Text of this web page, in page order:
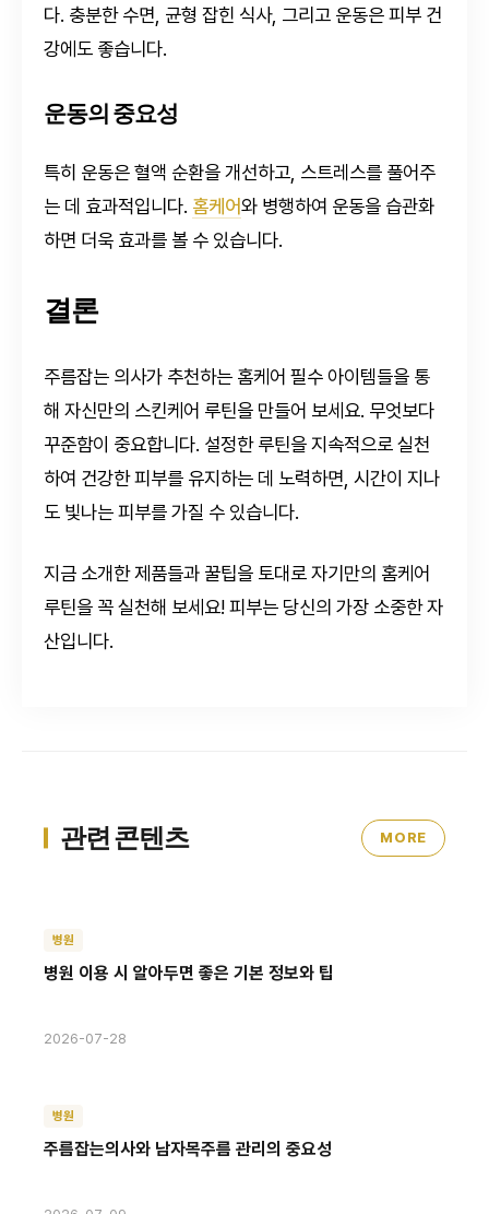
다. 충분한 수면, 균형 잡힌 식사, 그리고 운동은 피부 건
강에도 좋습니다.
운동의 중요성
특히 운동은 혈액 순환을 개선하고, 스트레스를 풀어주
는 데 효과적입니다. 홈케어와 병행하여 운동을 습관화
하면 더욱 효과를 볼 수 있습니다.
결론
주름잡는 의사가 추천하는 홈케어 필수 아이템들을 통
해 자신만의 스킨케어 루틴을 만들어 보세요. 무엇보다
꾸준함이 중요합니다. 설정한 루틴을 지속적으로 실천
하여 건강한 피부를 유지하는 데 노력하면, 시간이 지나
도 빛나는 피부를 가질 수 있습니다.
지금 소개한 제품들과 꿀팁을 토대로 자기만의 홈케어
루틴을 꼭 실천해 보세요! 피부는 당신의 가장 소중한 자
산입니다.
관련 콘텐츠 MORE
병원
병원 이용 시 알아두면 좋은 기본 정보와 팁
2026-07-28
병원
주름잡는의사와 남자목주름 관리의 중요성